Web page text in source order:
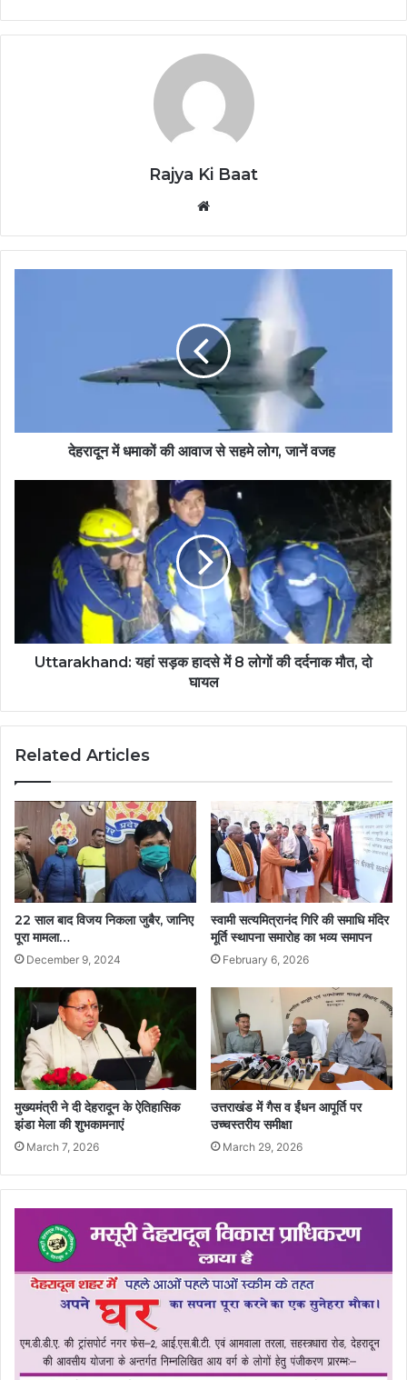
Rajya Ki Baat
देहरादून में धमाकों की आवाज से सहमे लोग, जानें वजह
Uttarakhand: यहां सड़क हादसे में 8 लोगों की दर्दनाक मौत, दो
घायल
Related Articles
22 साल बाद विजय निकला जुबैर, जानिए
पूरा मामला…
December 9, 2024
स्वामी सत्यमित्रानंद गिरि की समाधि मंदिर
मूर्ति स्थापना समारोह का भव्य समापन
February 6, 2026
मुख्यमंत्री ने दी देहरादून के ऐतिहासिक
झंडा मेला की शुभकामनाएं
March 7, 2026
उत्तराखंड में गैस व ईंधन आपूर्ति पर
उच्चस्तरीय समीक्षा
March 29, 2026